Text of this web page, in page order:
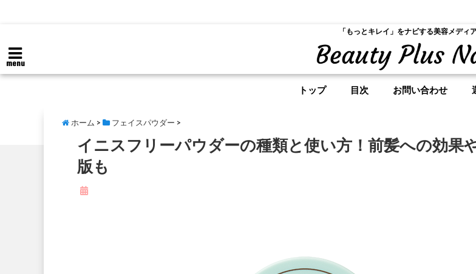
「もっとキレイ」をナビする美容メディ
menu
トップ 目次 お問い合わせ
ホーム > フェイスパウダー >
イニスフリーパウダーの種類と使い方！前髪への効果
版も